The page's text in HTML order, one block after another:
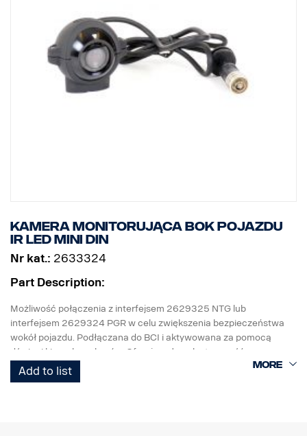
Kamera monitorująca bok pojazdu
IR LED MINI DIN
Nr kat.: 2633324
Part Description:
Możliwość połączenia z interfejsem 2629325 NTG lub
interfejsem 2629324 PGR w celu zwiększenia bezpieczeństwa
wokół pojazdu. Podłączana do BCI i aktywowana za pomocą
dźwigni kierunkowskazów. Oferuje pełną elastyczność –
umożliwia włączenie odbicia lustrzanego za naciśnięciem
przycisku.
Add to list